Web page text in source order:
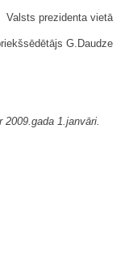
Valsts prezidenta vietā
G.Daudze
1.janvāri.